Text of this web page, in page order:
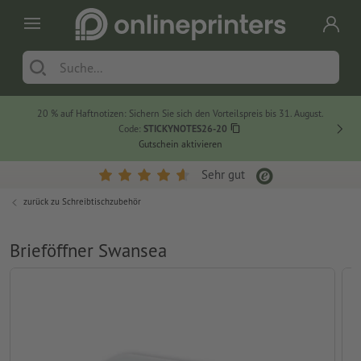
20 % auf Haftnotizen: Sichern Sie sich den Vorteilspreis bis 31. August.
Code: STICKYNOTES26-20
Gutschein aktivieren
Sehr gut
zurück zu Schreibtischzubehör
Brieföffner Swansea